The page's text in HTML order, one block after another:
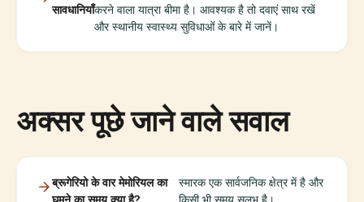
सावधानियाँकरने वाला यात्रा बीमा है। आवश्यक है तो दवाएं साथ रखें
और स्थानीय स्वास्थ्य सुविधाओं के बारे में जानें।
अक्सर पूछे जाने वाले सवाल
ब्रूगेरियो के वार मेमोरियल का
घूमने का समय क्या है?
स्मारक एक सार्वजनिक क्षेत्र में है और
किसी भी समय सुलभ है।